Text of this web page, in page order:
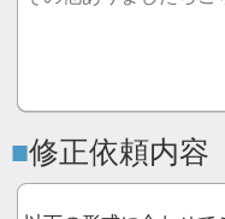
修正依頼内容